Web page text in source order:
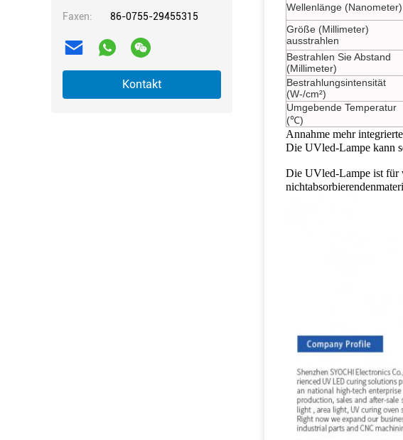
Faxen:
86-0755-29455315
Kontakt
Wellenlänge (Nanometer)
Größe (Millimeter)
ausstrahlen
Bestrahlen Sie Abstand
(Millimeter)
Bestrahlungsintensität
(W-/cm²)
Umgebende Temperatur
(℃)
Annahme mehr
Die UVled-Lampe kann
Die UVled-Lampe ist für